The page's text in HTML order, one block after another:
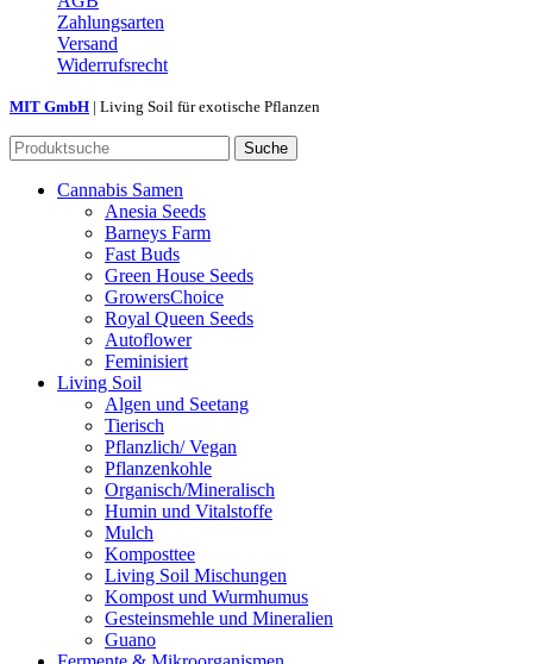
Zahlungsarten
Versand
Widerrufsrecht
MIT GmbH | Living Soil für exotische Pflanzen
Suche
Cannabis Samen
Anesia Seeds
Barneys Farm
Fast Buds
Green House Seeds
GrowersChoice
Royal Queen Seeds
Autoflower
Feminisiert
Living Soil
Algen und Seetang
Tierisch
Pflanzlich/ Vegan
Pflanzenkohle
Organisch/Mineralisch
Humin und Vitalstoffe
Mulch
Komposttee
Living Soil Mischungen
Kompost und Wurmhumus
Gesteinsmehle und Mineralien
Guano